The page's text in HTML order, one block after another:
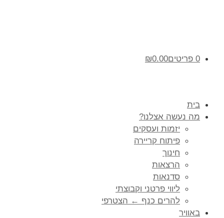
0 פריטים ₪0.00
בית
מה נעשה אצלנו?
יזמות ועסקים
פיתוח קריירה
חינוך
הרצאות
סדנאות
ליווי פרטני וקבוצתי
להרים כנף ← הצטרפי
באוויר